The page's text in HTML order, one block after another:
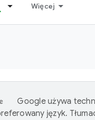
Więcej
Google używa
język.